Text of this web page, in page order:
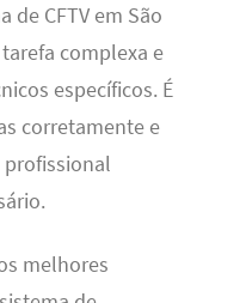
de CFTV em São
complexa e
específicos. É
corretamente e
profissional
melhores